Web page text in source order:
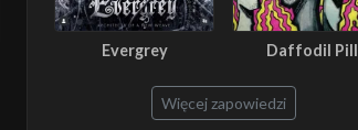
Evergrey Daffodil Pill
Więcej zapowiedzi